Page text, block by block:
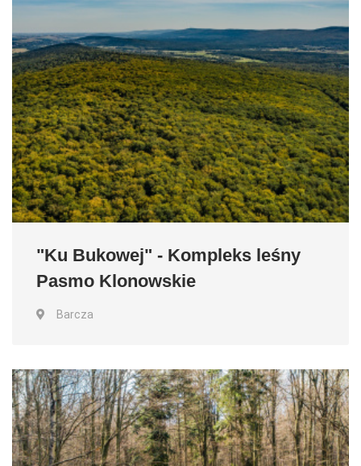
"Ku Bukowej" - Kompleks leśny
Pasmo Klonowskie
Barcza